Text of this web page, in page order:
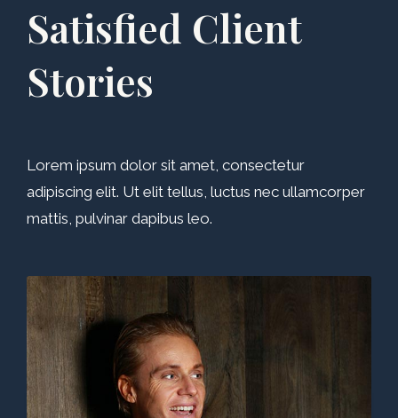
Satisfied Client
Stories
Lorem ipsum dolor sit amet, consectetur
adipiscing elit. Ut elit tellus, luctus nec ullamcorper
mattis, pulvinar dapibus leo.